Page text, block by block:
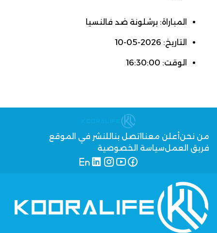
المباراة: برشلونة ضد فالنسيا
التاريخ: 2026-05-10
الوقت: 16:30:00
من نحنأعلن معنا اتصل بنا للنشر في الموقع
فريق العملسياسة الخصوصية